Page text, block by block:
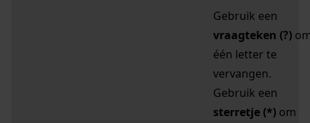
Gebruik een
vraagteken (?)
één letter te
vervangen.
Gebruik een
sterretje (*) om